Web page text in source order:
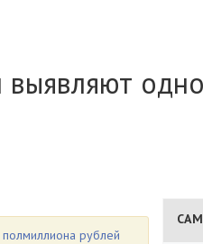
рублей